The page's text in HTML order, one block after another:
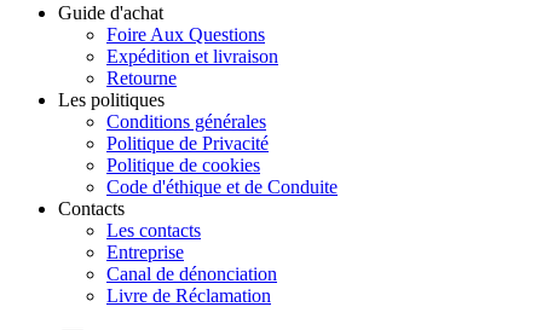
Guide d'achat
Foire Aux Questions
Expédition et livraison
Retourne
Les politiques
Conditions générales
Politique de Privacité
Politique de cookies
Code d'éthique et de Conduite
Contacts
Les contacts
Entreprise
Canal de dénonciation
Livre de Réclamation